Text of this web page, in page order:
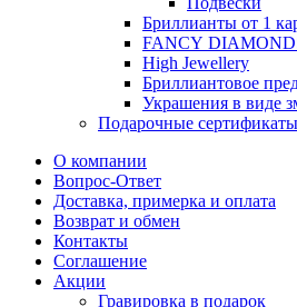
Бриллианты от 1
FANCY
High Jewellery
Бриллиантовое
Украшения в виде
Подарочные сертификаты
О компании
Вопрос-Ответ
Доставка, примерка и оплата
Возврат и обмен
Контакты
Соглашение
Акции
Гравировка в подарок